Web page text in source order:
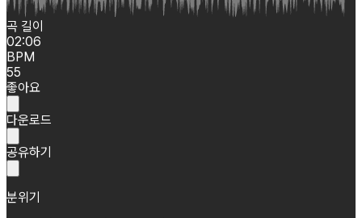
곡 길이
02:06
BPM
55
좋아요
다운로드
공유하기
분위기